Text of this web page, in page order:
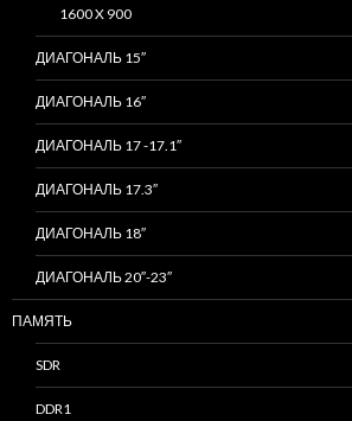
1600 X 900
ДИАГОНАЛЬ 15″
ДИАГОНАЛЬ 16″
ДИАГОНАЛЬ 17 -17.1″
ДИАГОНАЛЬ 17.3″
ДИАГОНАЛЬ 18″
ДИАГОНАЛЬ 20″-23″
ПАМЯТЬ
SDR
DDR1